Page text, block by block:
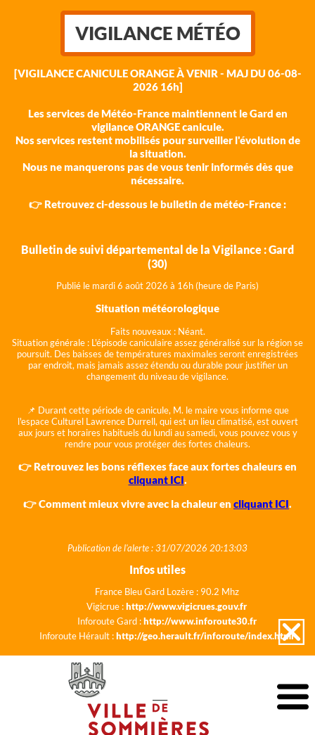
VIGILANCE MÉTÉO
[VIGILANCE CANICULE ORANGE À VENIR - MAJ DU 06-08-
2026 16h]
Les services de Météo-France maintiennent le Gard en
vigilance ORANGE canicule.
Nos services restent mobilisés pour surveiller l'évolution de
la situation.
Nous ne manquerons pas de vous tenir informés dès que
nécessaire.
👉 Retrouvez ci-dessous le bulletin de météo-France :
Bulletin de suivi départemental de la Vigilance : Gard
(30)
Publié le mardi 6 août 2026 à 16h (heure de Paris)
Situation météorologique
Faits nouveaux : Néant.
Situation générale : L'épisode caniculaire assez généralisé sur la région se
poursuit. Des baisses de températures maximales seront enregistrées
par endroit, mais jamais assez étendu ou durable pour justifier un
changement du niveau de vigilance.
📌 Durant cette période de canicule, M. le maire vous informe que
l'espace Culturel Lawrence Durrell, qui est un lieu climatisé, est ouvert
aux jours et horaires habituels du lundi au samedi, vous pouvez vous y
rendre pour vous protéger des fortes chaleurs.
👉 Retrouvez les bons réflexes face aux fortes chaleurs en
cliquant ICI.
👉 Comment mieux vivre avec la chaleur en cliquant ICI.
Publication de l'alerte : 31/07/2026 20:13:03
Infos utiles
France Bleu Gard Lozère : 90.2 Mhz
Vigicrue :http://www.vigicrues.gouv.fr
Inforoute Gard :http://www.inforoute30.fr
Inforoute Hérault :http://geo.herault.fr/inforoute/index.html